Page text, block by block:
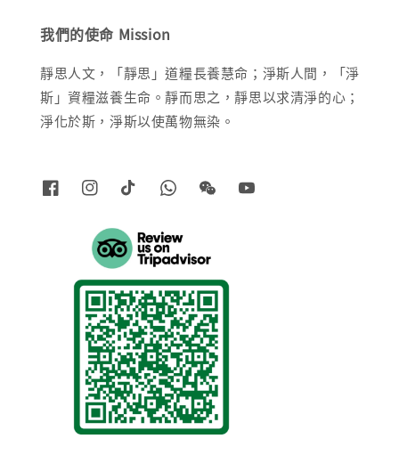
我們的使命 Mission
靜思人文，「靜思」道糧長養慧命；淨斯人間，「淨
斯」資糧滋養生命。靜而思之，靜思以求清淨的心；
淨化於斯，淨斯以使萬物無染。